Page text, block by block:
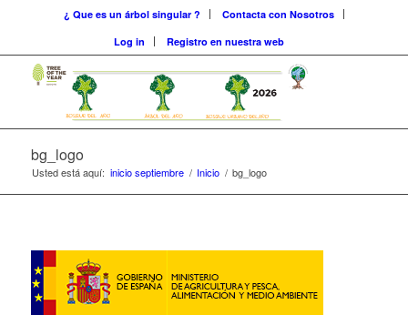
¿ Que es un árbol singular ?
Contacta con Nosotros
Log in
Registro en nuestra web
bg_logo
Usted está aquí: inicio septiembre / Inicio / bg_logo